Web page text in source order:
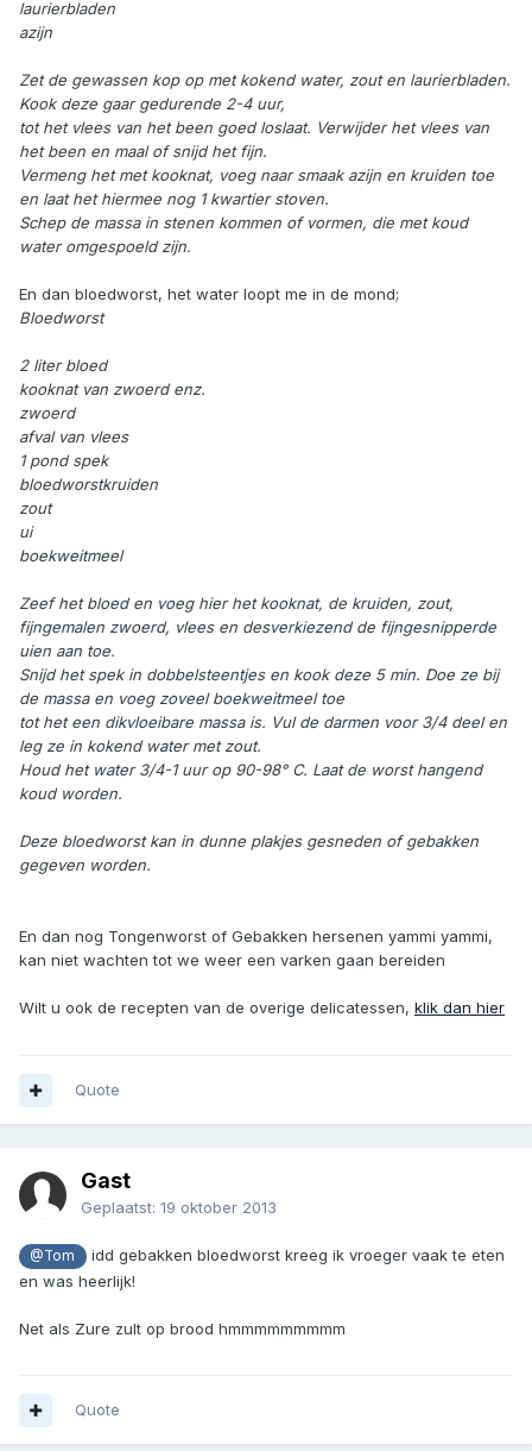
laurierbladen
azijn
Zet de gewassen kop op met kokend water, zout en laurierbladen.
Kook deze gaar gedurende 2-4 uur,
tot het vlees van het been goed loslaat. Verwijder het vlees van
het been en maal of snijd het fijn.
Vermeng het met kooknat, voeg naar smaak azijn en kruiden toe
en laat het hiermee nog 1 kwartier stoven.
Schep de massa in stenen kommen of vormen, die met koud
water omgespoeld zijn.
En dan bloedworst, het water loopt me in de mond;
Bloedworst
2 liter bloed
kooknat van zwoerd enz.
zwoerd
afval van vlees
1 pond spek
bloedworstkruiden
zout
ui
boekweitmeel
Zeef het bloed en voeg hier het kooknat, de kruiden, zout,
fijngemalen zwoerd, vlees en desverkiezend de fijngesnipperde
uien aan toe.
Snijd het spek in dobbelsteentjes en kook deze 5 min. Doe ze bij
de massa en voeg zoveel boekweitmeel toe
tot het een dikvloeibare massa is. Vul de darmen voor 3/4 deel en
leg ze in kokend water met zout.
Houd het water 3/4-1 uur op 90-98° C. Laat de worst hangend
koud worden.
Deze bloedworst kan in dunne plakjes gesneden of gebakken
gegeven worden.
En dan nog Tongenworst of Gebakken hersenen yammi yammi,
kan niet wachten tot we weer een varken gaan bereiden
Wilt u ook de recepten van de overige delicatessen, klik dan hier
Quote
Gast
Geplaatst: 19 oktober 2013
@Tom
idd gebakken bloedworst kreeg ik vroeger vaak te eten
en was heerlijk!
Net als Zure zult op brood hmmmmmmmmm
Quote